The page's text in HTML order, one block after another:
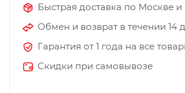
Быстрая доставка по Москве
Обмен и возврат в течении 14
Гарантия от 1 года на все
Скидки при самовывозе